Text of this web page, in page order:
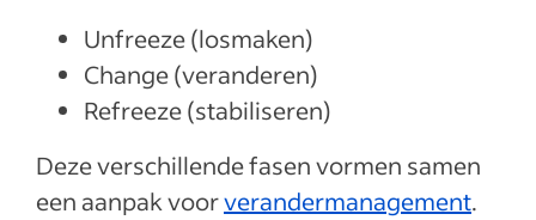
Unfreeze (losmaken)
Change (veranderen)
Refreeze (stabiliseren)
Deze verschillende fasen vormen samen
een aanpak voorverandermanagement.